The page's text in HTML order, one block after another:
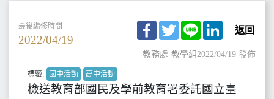
最後編修時間
2022/04/19
Facebook
TwitterLine LinkedIn
返回
教務處-教學組2022/04/19 發佈
標籤: 國中活動 高中活動
檢送教育部國民及學前教育署委託國立臺